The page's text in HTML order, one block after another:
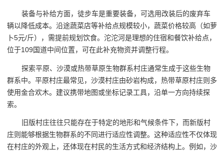
装备与补给方面，徒步车是重要装备，可选用改装后的废弃车
辆以降低成本。沿途蔬菜店等补给点规模较小，蔬菜价格较高（如萝
卜5元/斤），需提前规划饮食。沱沱河是理想的住宿和餐饮补给点，
位于109国道中间位置，可在此补充物资并调整行程。
探索平原、沙漠或热带草原生物群系村庄通常生成于这些生物
群系中。平原村庄最常见，沙漠村庄由砂岩构成，热带草原村庄则多
使用金合欢木。建议携带地图或坐标记录工具，沿单一方向持续探
索。
旧版村庄往往只能存在于特定的地形和气候条件下，而新版村
庄则能够根据生物群系的不同进行适应性调整。这种适应性不仅体现
在村庄的外观上，还体现在村民的生活方式和经济结构上。例如，沙